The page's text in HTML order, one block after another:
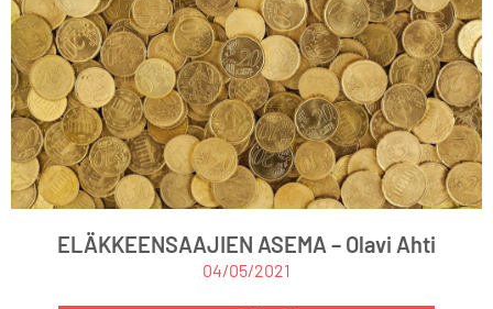
ELÄKKEENSAAJIEN ASEMA – Olavi Ahti
04/05/2021